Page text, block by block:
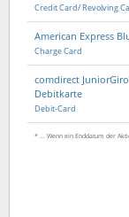
Credit Card/ Revolving
American Express
Charge Card
comdirect JuniorGiro
Debitkarte
Debit-Card
* ... Wenn ein Enddatum der